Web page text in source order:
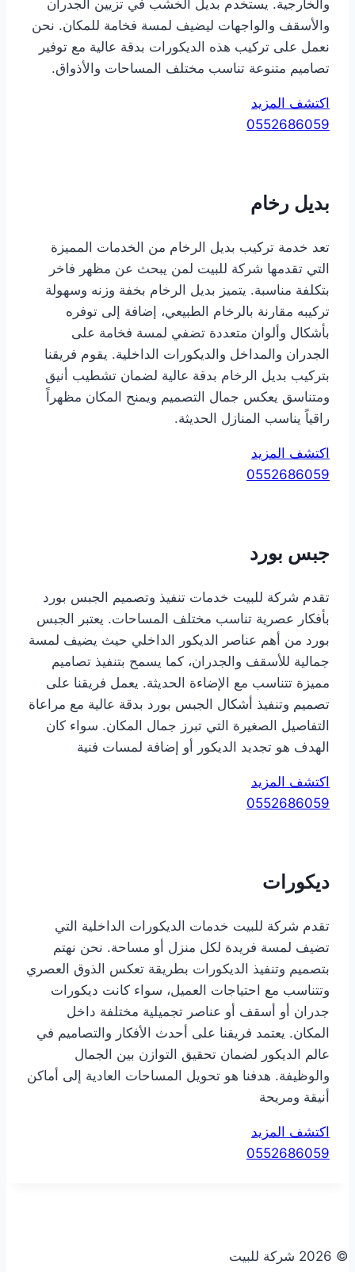
والخارجية. يستخدم بديل الخشب في تزيين الجدران
والأسقف والواجهات ليضيف لمسة فخامة للمكان. نحن
نعمل على تركيب هذه الديكورات بدقة عالية مع توفير
تصاميم متنوعة تناسب مختلف المساحات والأذواق.
اكتشف المزيد
0552686059
بديل رخام
تعد خدمة تركيب بديل الرخام من الخدمات المميزة
التي تقدمها شركة للبيت لمن يبحث عن مظهر فاخر
بتكلفة مناسبة. يتميز بديل الرخام بخفة وزنه وسهولة
تركيبه مقارنة بالرخام الطبيعي، إضافة إلى توفره
بأشكال وألوان متعددة تضفي لمسة فخامة على
الجدران والمداخل والديكورات الداخلية. يقوم فريقنا
بتركيب بديل الرخام بدقة عالية لضمان تشطيب أنيق
ومتناسق يعكس جمال التصميم ويمنح المكان مظهراً
راقياً يناسب المنازل الحديثة.
اكتشف المزيد
0552686059
جبس بورد
تقدم شركة للبيت خدمات تنفيذ وتصميم الجبس بورد
بأفكار عصرية تناسب مختلف المساحات. يعتبر الجبس
بورد من أهم عناصر الديكور الداخلي حيث يضيف لمسة
جمالية للأسقف والجدران، كما يسمح بتنفيذ تصاميم
مميزة تتناسب مع الإضاءة الحديثة. يعمل فريقنا على
تصميم وتنفيذ أشكال الجبس بورد بدقة عالية مع مراعاة
التفاصيل الصغيرة التي تبرز جمال المكان. سواء كان
الهدف هو تجديد الديكور أو إضافة لمسات فنية
اكتشف المزيد
0552686059
ديكورات
تقدم شركة للبيت خدمات الديكورات الداخلية التي
تضيف لمسة فريدة لكل منزل أو مساحة. نحن نهتم
بتصميم وتنفيذ الديكورات بطريقة تعكس الذوق العصري
وتتناسب مع احتياجات العميل، سواء كانت ديكورات
جدران أو أسقف أو عناصر تجميلية مختلفة داخل
المكان. يعتمد فريقنا على أحدث الأفكار والتصاميم في
عالم الديكور لضمان تحقيق التوازن بين الجمال
والوظيفة. هدفنا هو تحويل المساحات العادية إلى أماكن
أنيقة ومريحة
اكتشف المزيد
0552686059
© 2026 شركة للبيت